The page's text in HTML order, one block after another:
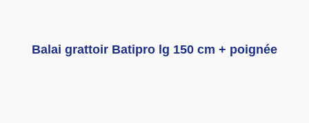
Balai grattoir Batipro lg 150 cm + poignée